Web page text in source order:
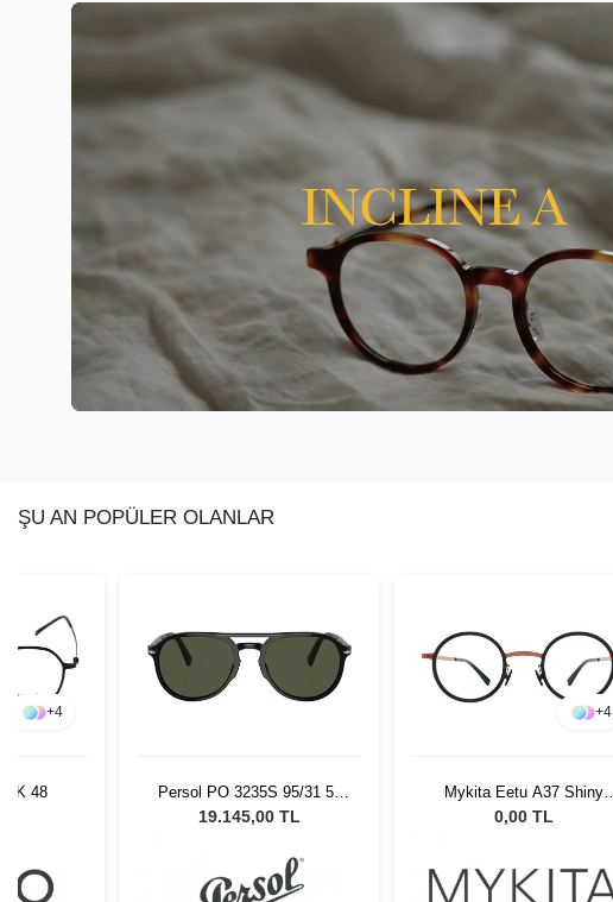
ŞU AN POPÜLER OLANLAR
+4
48
Persol PO 3235S 95/31 55
Unisex Güneş Gözlüğü
19.145,00 TL
+4
Mykita Eetu A37 Shiny
Copper/Black 818
0,00 TL